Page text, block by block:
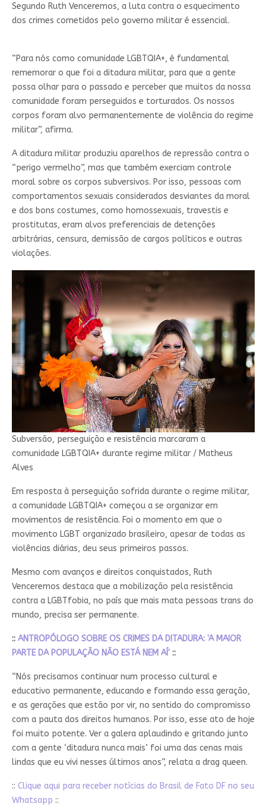
Segundo Ruth Venceremos, a luta contra o esquecimento
dos crimes cometidos pelo governo militar é essencial.
“Para nós como comunidade LGBTQIA+, é fundamental
rememorar o que foi a ditadura militar, para que a gente
possa olhar para o passado e perceber que muitos da nossa
comunidade foram perseguidos e torturados. Os nossos
corpos foram alvo permanentemente de violência do regime
militar”, afirma.
A ditadura militar produziu aparelhos de repressão contra o
“perigo vermelho”, mas que também exerciam controle
moral sobre os corpos subversivos. Por isso, pessoas com
comportamentos sexuais considerados desviantes da moral
e dos bons costumes, como homossexuais, travestis e
prostitutas, eram alvos preferenciais de detenções
arbitrárias, censura, demissão de cargos políticos e outras
violações.
Subversão, perseguição e resistência marcaram a
comunidade LGBTQIA+ durante regime militar / Matheus
Alves
Em resposta à perseguição sofrida durante o regime militar,
a comunidade LGBTQIA+ começou a se organizar em
movimentos de resistência. Foi o momento em que o
movimento LGBT organizado brasileiro, apesar de todas as
violências diárias, deu seus primeiros passos.
Mesmo com avanços e direitos conquistados, Ruth
Venceremos destaca que a mobilização pela resistência
contra a LGBTfobia, no país que mais mata pessoas trans do
mundo, precisa ser permanente.
:: ANTROPÓLOGO SOBRE OS CRIMES DA DITADURA: 'A MAIOR
PARTE DA POPULAÇÃO NÃO ESTÁ NEM AÍ'::
“Nós precisamos continuar num processo cultural e
educativo permanente, educando e formando essa geração,
e as gerações que estão por vir, no sentido do compromisso
com a pauta dos direitos humanos. Por isso, esse ato de hoje
foi muito potente. Ver a galera aplaudindo e gritando junto
com a gente ‘ditadura nunca mais’ foi uma das cenas mais
lindas que eu vivi nesses últimos anos”, relata a drag queen.
:: Clique aqui para receber notícias do Brasil de Fato DF no seu
Whatsapp ::